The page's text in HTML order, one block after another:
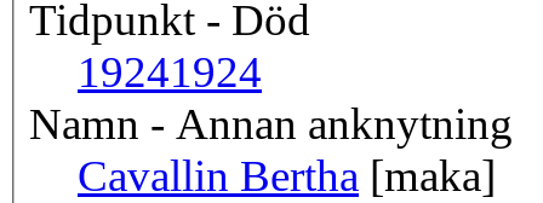
Tidpunkt - Död
19241924
Namn - Annan anknytning
Cavallin Bertha [maka]